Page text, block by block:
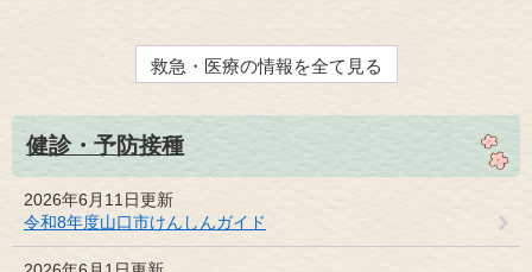
救急・医療の情報を全て見る
健診・予防接種
2026年6月11日更新
令和8年度山口市けんしんガイド